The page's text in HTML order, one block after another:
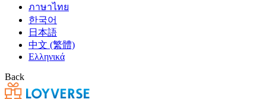
ภาษาไทย
한국어
日本語
中文 (繁體)
Ελληνικά
Back